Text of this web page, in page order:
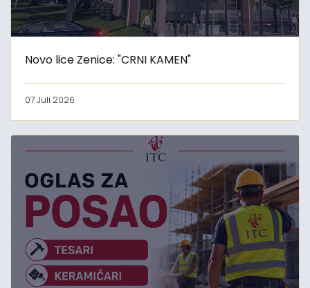
Novo lice Zenice: "CRNI KAMEN"
07 Juli 2026